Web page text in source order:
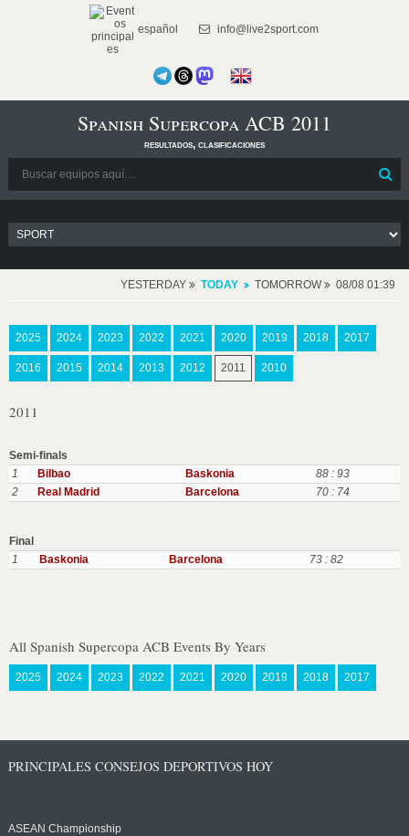
español info@live2sport.com
Spanish Supercopa ACB 2011
resultados, clasificaciones
YESTERDAY TODAY TOMORROW 08/08 01:39
2025 2024 2023 2022 2021 2020 2019 2018 2017
2016 2015 2014 2013 2012 2011 2010
2011
Semi-finals
1
Bilbao Baskonia
88 : 93
2
Real Madrid Barcelona 70 : 74
Final
1
Baskonia Barcelona 73 : 82
All Spanish Supercopa ACB Events By Years
2025 2024 2023 2022 2021 2020 2019 2018 2017
PRINCIPALES CONSEJOS DEPORTIVOS HOY
ASEAN Championship